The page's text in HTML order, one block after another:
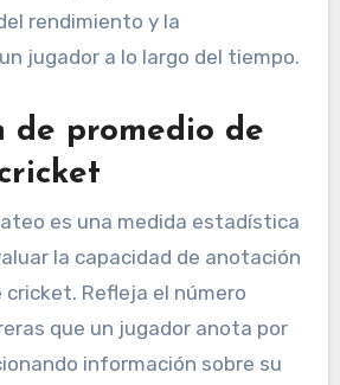
rendimiento y la
jugador a lo largo del tiempo.
de promedio de
es una medida estadística
la capacidad de anotación
cricket. Refleja el número
que un jugador anota por
información sobre su